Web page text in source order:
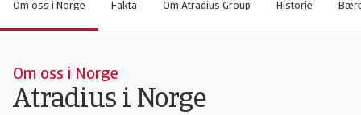
Om oss i Norge Fakta Om Atradius Group Historie
Om oss i Norge
Atradius i Norge